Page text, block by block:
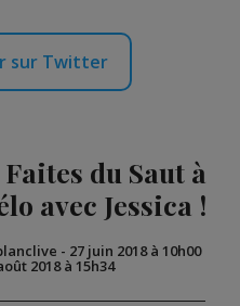
sur Twitter
du Saut à
avec Jessica !
- 27 juin 2018 à 10h00
2018 à 15h34